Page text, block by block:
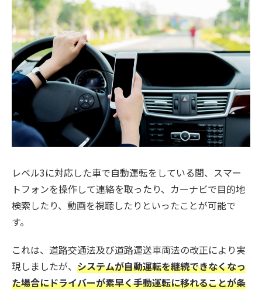
レベル3に対応した車で自動運転をしている間、スマー
トフォンを操作して連絡を取ったり、カーナビで目的地
検索したり、動画を視聴したりといったことが可能で
す。
これは、道路交通法及び道路運送車両法の改正により実
現しましたが、 システムが自動運転を継続できなくなっ
た場合にドライバーが素早く手動運転に移れることが条